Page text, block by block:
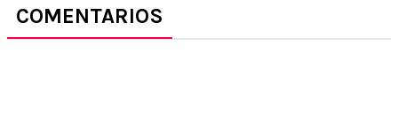
COMENTARIOS